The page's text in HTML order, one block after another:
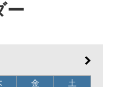
ー
金
土